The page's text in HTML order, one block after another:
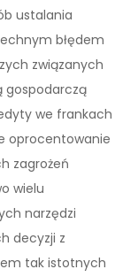
ustalania
błędem
związanych
gospodarczą
we frankach
oprocentowanie
zagrożeń
wielu
narzędzi
decyzji z
tak istotnych